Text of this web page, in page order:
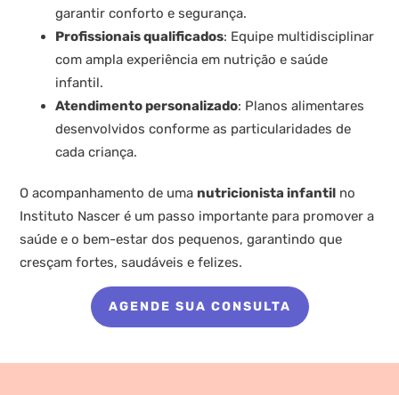
garantir conforto e segurança.
Profissionais qualificados: Equipe multidisciplinar
com ampla experiência em nutrição e saúde
infantil.
Atendimento personalizado: Planos alimentares
desenvolvidos conforme as particularidades de
cada criança.
O acompanhamento de umanutricionista infantil no
Instituto Nascer é um passo importante para promover a
saúde e o bem-estar dos pequenos, garantindo que
cresçam fortes, saudáveis e felizes.
AGENDE SUA CONSULTA